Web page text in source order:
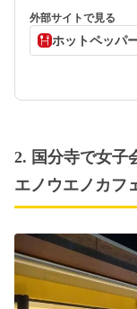
外部サイトで見る
ホットペッパ
2. 国分寺で女子
エノウエノカフ